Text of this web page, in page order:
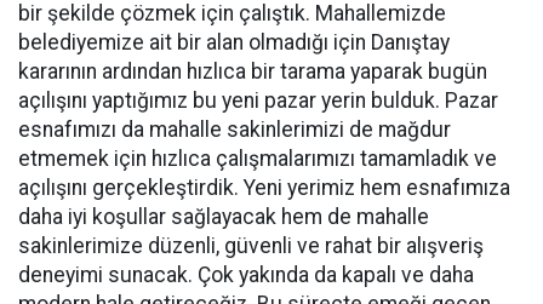
bir şekilde çözmek için çalıştık. Mahallemizde
belediyemize ait bir alan olmadığı için Danıştay
kararının ardından hızlıca bir tarama yaparak bugün
açılışını yaptığımız bu yeni pazar yerin bulduk. Pazar
esnafımızı da mahalle sakinlerimizi de mağdur
etmemek için hızlıca çalışmalarımızı tamamladık ve
açılışını gerçekleştirdik. Yeni yerimiz hem esnafımıza
daha iyi koşullar sağlayacak hem de mahalle
sakinlerimize düzenli, güvenli ve rahat bir alışveriş
deneyimi sunacak. Çok yakında da kapalı ve daha